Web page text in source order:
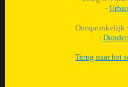
-
Oorspronkelijk
-
Terug naar het